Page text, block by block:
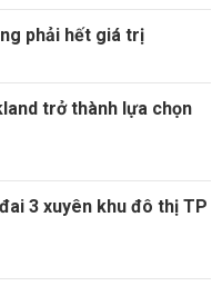
phải hết giá trị
trở thành lựa chọn
3 xuyên khu đô thị TP